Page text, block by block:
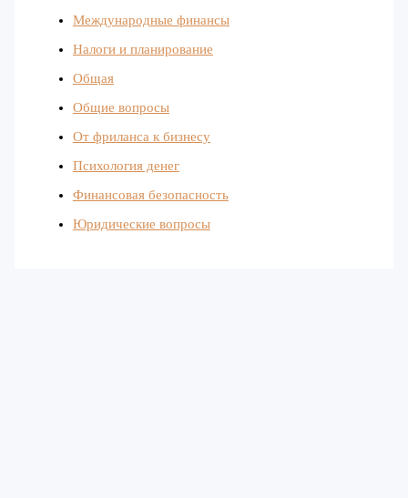
Международные финансы
Налоги и планирование
Общая
Общие вопросы
От фриланса к бизнесу
Психология денег
Финансовая безопасность
Юридические вопросы